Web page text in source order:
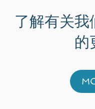
了解有关我
的